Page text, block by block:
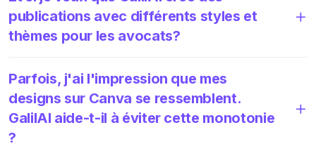
publications avec différents styles et
thèmes pour les avocats?
Parfois, j'ai l'impression que mes
designs sur Canva se ressemblent.
GalilAI aide-t-il à éviter cette monotonie
?